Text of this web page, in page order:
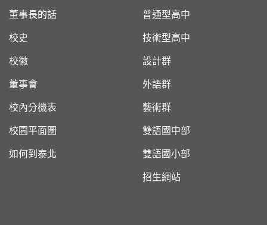
董事長的話
校史
校徽
董事會
校內分機表
校園平面圖
如何到泰北
普通型高中
技術型高中
設計群
外語群
藝術群
雙語國中部
雙語國小部
招生網站